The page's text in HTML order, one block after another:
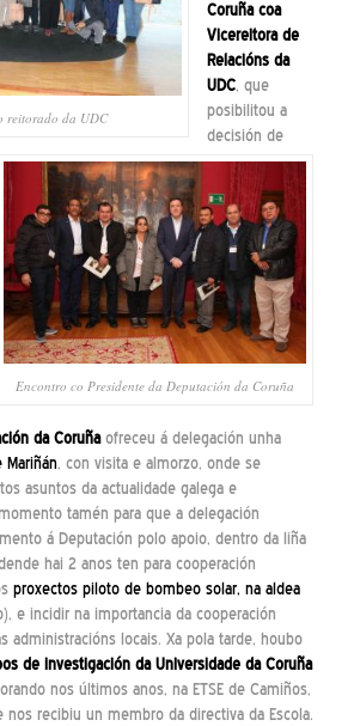
reitorado da UDC
Encontro co Presidente da Deputación da Coruña
Coruñacoa
Vicereitora de
Relacións da
UDC, que
posibilitou a
decisión de
da Coruñaofreceu á delegación unha
Mariñán, con visita e almorzo, onde se
asuntos da actualidade galega e
tamén para que a delegación
á Deputación polo apoio, dentro da liña
hai 2 anos ten para cooperación
proxectos piloto de bombeo solar, na aldea
e incidir na importancia da cooperación
administracións locais. Xa pola tarde, houbo
de investigación da Universidade da Coruña
nos últimos anos, na ETSE de Camiños,
nos recibiu un membro da directiva da Escola.